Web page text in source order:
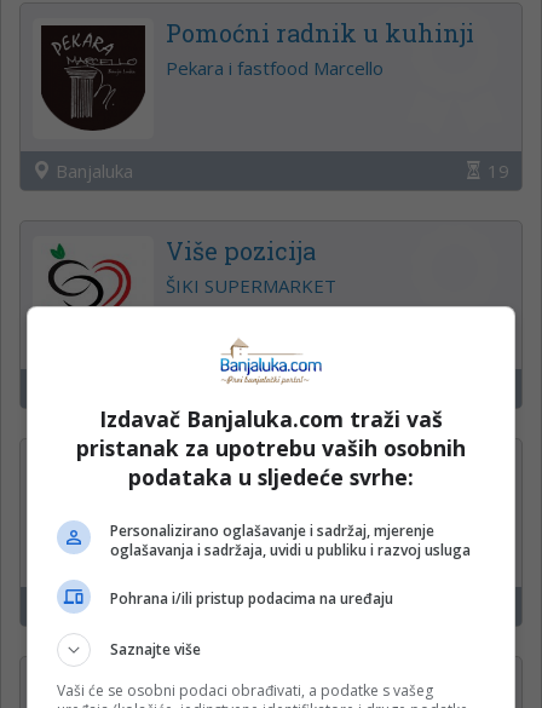
Pomoćni radnik u kuhinji
Pekara i fastfood Marcello
Banjaluka 19
Više pozicija
ŠIKI SUPERMARKET
Konobar
Banjaluka
Operateri na uplatnim
Izdavač Banjaluka.com traži vaš
pristanak za upotrebu vaših osobnih
podataka u sljedeće svrhe:
Personalizirano oglašavanje i sadržaj, mjerenje
oglašavanja i sadržaja, uvidi u publiku i razvoj usluga
Pohrana i/ili pristup podacima na uređaju
Saznajte više
Vaši će se osobni podaci obrađivati, a podatke s vašeg